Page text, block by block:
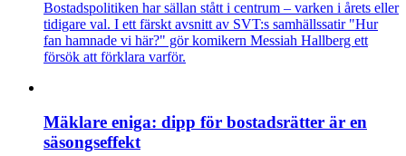
Bostadspolitiken har sällan stått i centrum – varken i årets eller
tidigare val. I ett färskt avsnitt av SVT:s samhällssatir "Hur
fan hamnade vi här?" gör komikern Messiah Hallberg ett
försök att förklara varför.
Mäklare eniga: dipp för bostadsrätter är en
säsongseffekt